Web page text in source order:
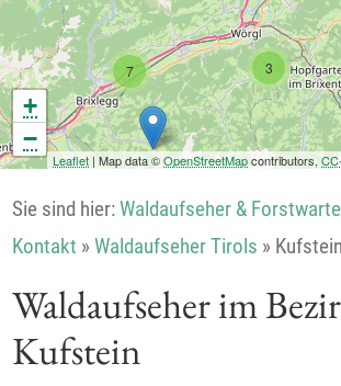
3
7
+
−
Leaflet | Map data ©OpenStreetMapcontributors,
Sie sind hier:Waldaufseher &
Kontakt »Waldaufseher Tirols » Kufstein
Waldaufseher im
Kufstein